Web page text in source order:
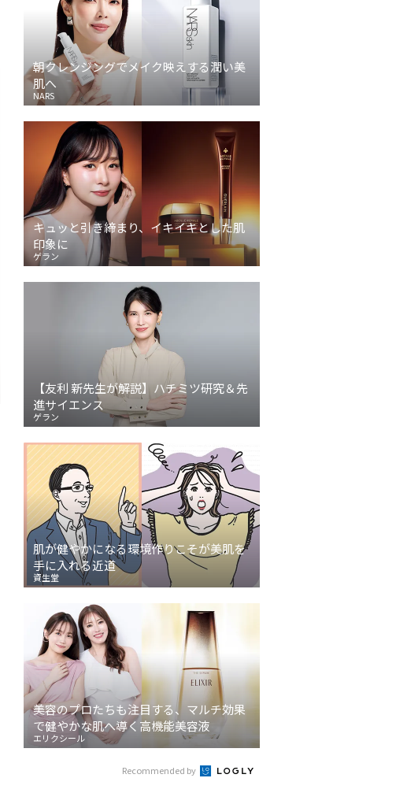
朝クレンジングでメイク映えする潤い美
肌へ
NARS
キュッと引き締まり、イキイキとした肌
印象に
ゲラン
【友利 新先生が解説】ハチミツ研究＆先
進サイエンス
ゲラン
肌が健やかになる環境作りこそが美肌を
手に入れる近道
資生堂
美容のプロたちも注目する、マルチ効果
で健やかな肌へ導く高機能美容液
エリクシール
Recommended by